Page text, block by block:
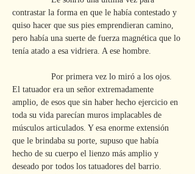
contrastar la forma en que le había contestado y
quiso hacer que sus pies emprendieran camino,
pero había una suerte de fuerza magnética que lo
tenía atado a esa vidriera. A ese hombre.
El tatuador era un señor extremadamente
amplio, de esos que sin haber hecho ejercicio en
toda su vida parecían muros implacables de
músculos articulados. Y esa enorme extensión
que le brindaba su porte, supuso que había
hecho de su cuerpo el lienzo más amplio y
deseado por todos los tatuadores del barrio.